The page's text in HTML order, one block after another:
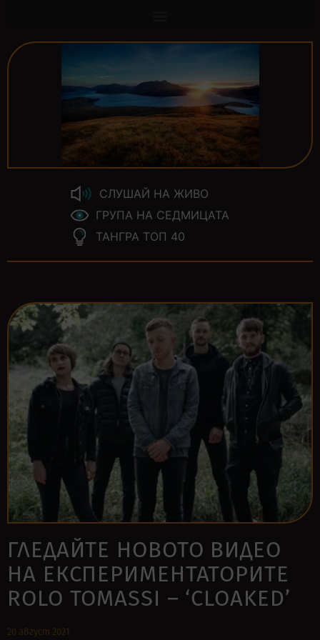
СЛУШАЙ НА ЖИВО
ГРУПА НА СЕДМИЦАТА
ТАНГРА ТОП 40
ГЛЕДАЙТЕ НОВОТО ВИДЕО
НА ЕКСПЕРИМЕНТАТОРИТЕ
ROLO TOMASSI – ‘CLOAKED’
20 август 2021